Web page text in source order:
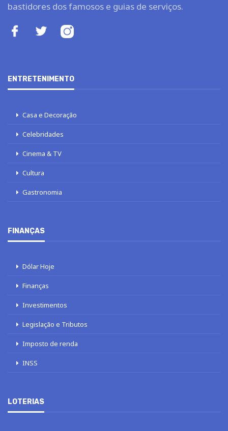
bastidores dos famosos e guias de serviços.
ENTRETENIMENTO
Casa e Decoração
Celebridades
Cinema & TV
Cultura
Gastronomia
FINANÇAS
Dólar Hoje
Finanças
Investimentos
Legislação e Tributos
Imposto de renda
INSS
LOTERIAS